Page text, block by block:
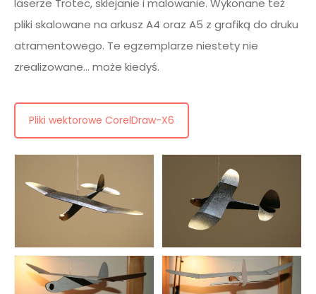
laserze Trotec, sklejanie i malowanie. Wykonane też
pliki skalowane na arkusz A4 oraz A5 z grafiką do druku
atramentowego. Te egzemplarze niestety nie
zrealizowane… może kiedyś.
Pliki wektorowe CorelDraw-X6